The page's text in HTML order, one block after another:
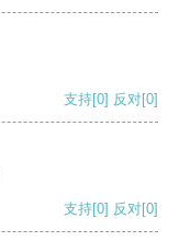
支持[0] 反对[0]
支持[0] 反对[0]